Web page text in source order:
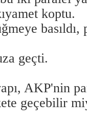
koptu.
geçti.
AKP'nin
geçebilir